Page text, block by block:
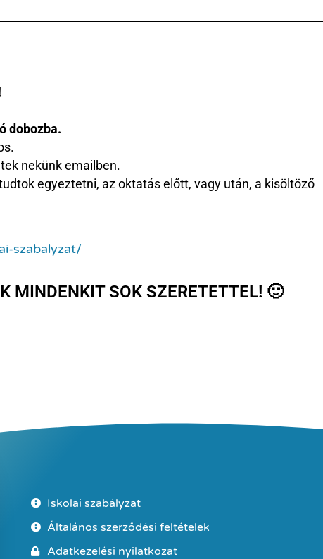
dobozba.
nekünk emailben.
egyeztetni, az oktatás előtt, vagy után, a kisöltöző
szabalyzat/
MINDENKIT SOK SZERETETTEL! 🙂
Iskolai szabályzat
Általános szerződési feltételek
Adatkezelési nyilatkozat